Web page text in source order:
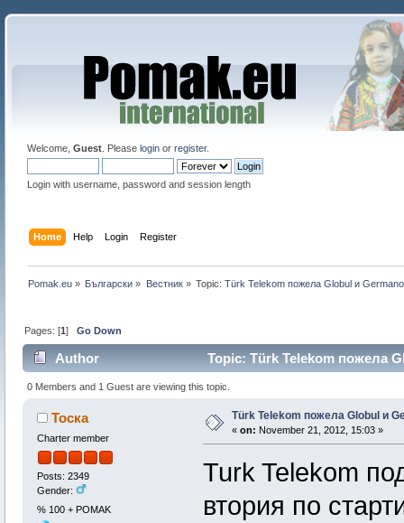
Welcome, Guest. Please loginor register.
Login with username, password and session length
Home Help Login Register
Pomak.eu » Български » Bестник» Topic:Türk Telekom пожела Globul и
Pages: [1]Go Down
Author Topic: Türk Telekom пожела
0 Members and 1 Guest are viewing this topic.
Тоска
Charter member
Posts: 2349
Gender:
% 100 + POMAK
Türk Telekom пожела Globul и
« on: November 21, 2012, 15:03 »
Turk Telekom
втория по